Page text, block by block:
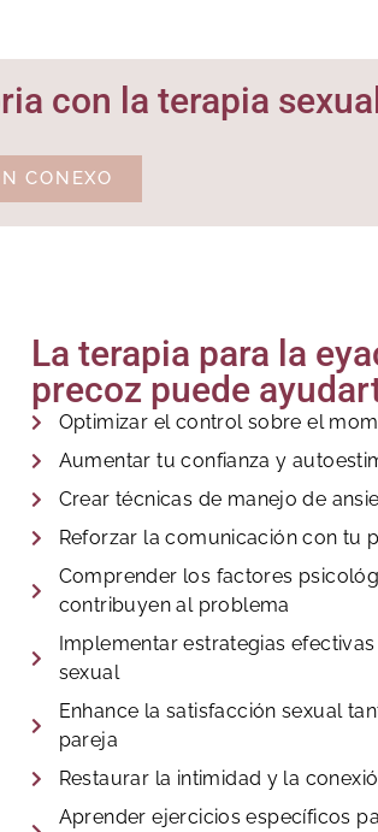
con la terapia
CONEXO
La terapia para la
precoz puede
Optimizar el control sobre el
Aumentar tu confianza y
Crear técnicas de manejo de
Reforzar la comunicación con tu
Comprender los factores
contribuyen al problema
Implementar estrategias
sexual
Enhance la satisfacción sexual
pareja
Restaurar la intimidad y la
Aprender ejercicios específicos